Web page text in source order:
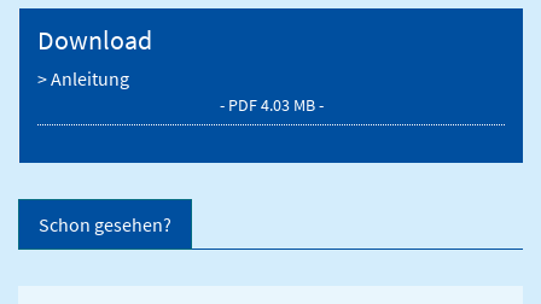
Download
> Anleitung
- PDF 4.03 MB -
Schon gesehen?